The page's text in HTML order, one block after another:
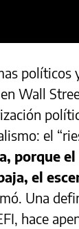
políticos
Wall
el
porque
el
Una
hace